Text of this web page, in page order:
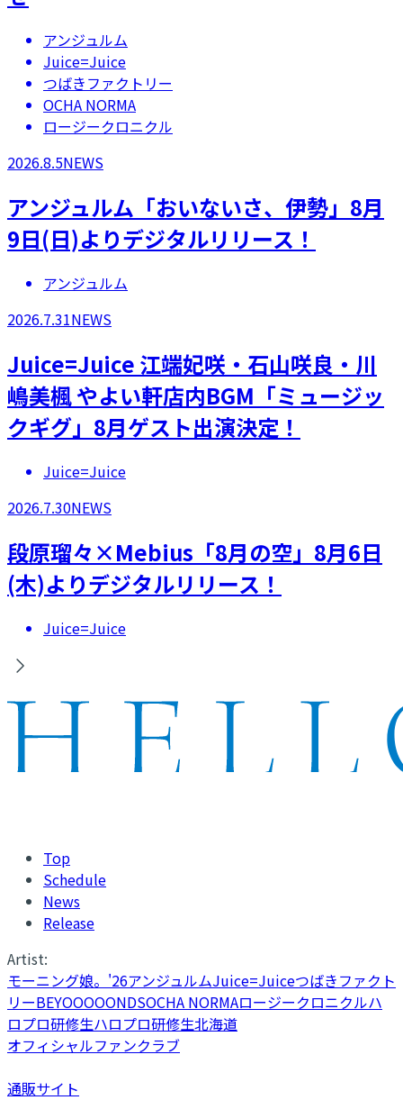
アンジュルム
Juice=Juice
つばきファクトリー
OCHA NORMA
ロージークロニクル
2026.8.5NEWS
アンジュルム「おいないさ、伊勢」8月
9日(日)よりデジタルリリース！
アンジュルム
2026.7.31NEWS
Juice=Juice 江端妃咲・石山咲良・川
嶋美楓 やよい軒店内BGM「ミュージッ
クギグ」8月ゲスト出演決定！
Juice=Juice
2026.7.30NEWS
段原瑠々×Mebius「8月の空」8月6日
(木)よりデジタルリリース！
Juice=Juice
Top
Schedule
News
Release
Artist:
モーニング娘。'26アンジュルムJuice=Juiceつばきファクト
リーBEYOOOOONDSOCHA NORMAロージークロニクルハ
ロプロ研修生ハロプロ研修生北海道
オフィシャルファンクラブ
通販サイト